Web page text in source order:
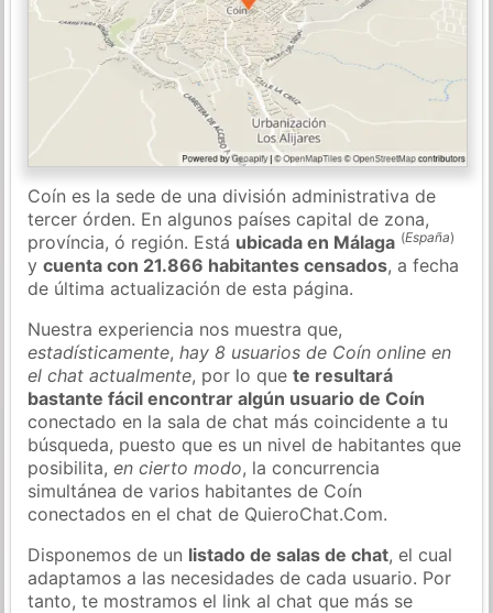
Coín es la sede de una división administrativa de
tercer órden. En algunos países capital de zona,
província, ó región. Está ubicada en Málaga (España)
ycuenta con 21.866 habitantes censados, a fecha
de última actualización de esta página.
Nuestra experiencia nos muestra que,
estadísticamente,hay 8 usuarios de Coín online en
el chat actualmente, por lo quete resultará
bastante fácil encontrar algún usuario de Coín
conectado en la sala de chat más coincidente a tu
búsqueda, puesto que es un nivel de habitantes que
posibilita,en cierto modo, la concurrencia
simultánea de varios habitantes de Coín
conectados en el chat de QuieroChat.Com.
Disponemos de un listado de salas de chat, el cual
adaptamos a las necesidades de cada usuario. Por
tanto, te mostramos el link al chat que más se